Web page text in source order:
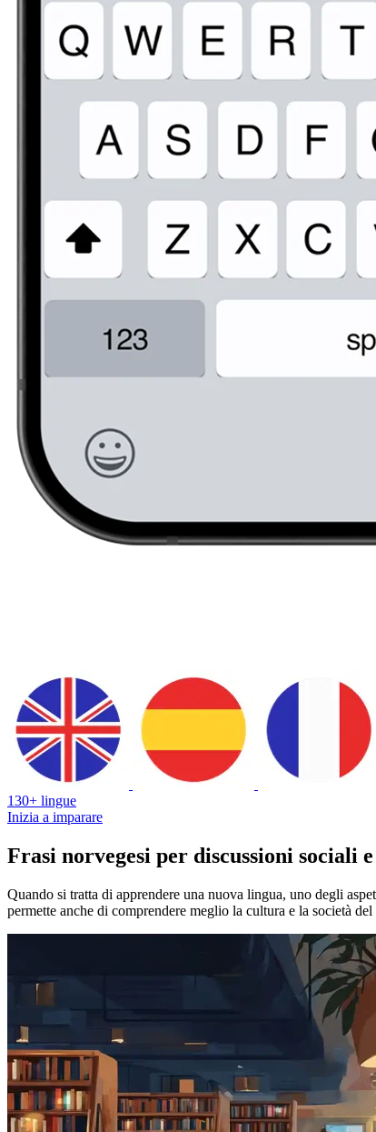
130+ lingue
Inizia a imparare
Frasi norvegesi per discussioni sociali
Quando si tratta di apprendere una nuova lingua, uno degli
permette anche di comprendere meglio la cultura e la società